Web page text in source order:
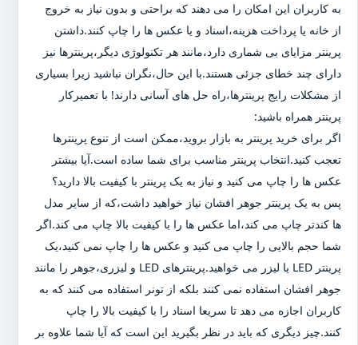
به کاربران این امکان را می دهند که براحتی و بدون نیاز به خروج
از خانه یا پرداخت هزینه،اسناد و یا عکس ها را چاپ کنند.داشتن
پرینتر مزایای بی شماری دارد،مانند هر تکنولوژی دیگر،پرینترها نیز
دارای چند خطای جزئی هستند.با این حال،نگران نباشید زیرا بسیاری
از مشکلات رایج پرینترها،راه حل های آسانی دارند! با تعمیرکار
پرینتر همراه باشید:
اگر برای خرید پرینتر به بازار بروید،ممکن است از تنوع پرینترها
تعجب کنید.انتخاب پرینتر مناسب برای شما ساده است.آیا بیشتر
عکس ها را چاپ می کنید و نیاز به یک پرینتر با کیفیت بالا دارید؟
پس به یک پرینتر جوهر افشان نیاز خواهید داشت،که از سایر مدل
ها کندتر چاپ می کند،اما عکس ها را با کیفیت بالا چاپ می کند.اگر
شما حجم بالایی را چاپ می کنید و عکس ها را چاپ نمی کنید،یک
پرینتر LED یا لیزر می خواهید.پرینترهای LED و لیزری،جوهر را مانند
جوهر افشان استفاده نمی کنند بلکه از تونر استفاده می کنند که به
کاربران اجازه می دهد تا سریعا اسناد را با کیفیت بالا را چاپ
کنند.چیز دیگری که باید در نظر بگیرید این است که آیا شما علاوه بر